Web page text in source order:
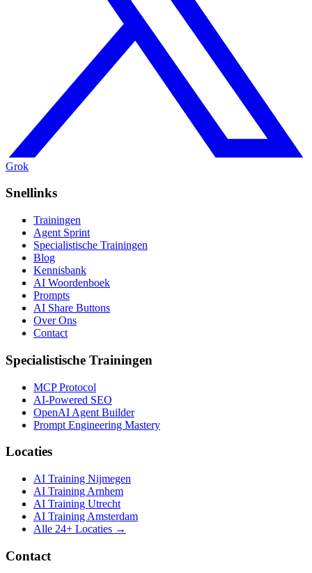
Grok
Snellinks
Trainingen
Agent Sprint
Specialistische Trainingen
Blog
Kennisbank
AI Woordenboek
Prompts
AI Share Buttons
Over Ons
Contact
Specialistische Trainingen
MCP Protocol
AI-Powered SEO
OpenAI Agent Builder
Prompt Engineering Mastery
Locaties
AI Training Nijmegen
AI Training Arnhem
AI Training Utrecht
AI Training Amsterdam
Alle 24+ Locaties →
Contact